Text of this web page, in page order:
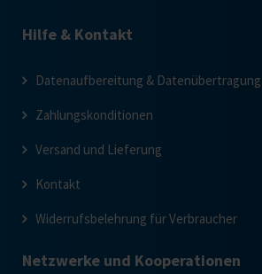
Hilfe & Kontakt
Datenaufbereitung & Datenübertragung
Zahlungskonditionen
Versand und Lieferung
Kontakt
Widerrufsbelehrung für Verbraucher
Netzwerke und Kooperationen